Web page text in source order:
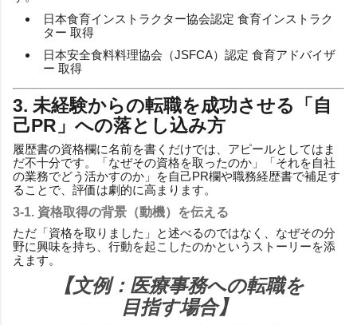
日本食育インストラクター協会認定 食育インストラク
ター 取得
日本安全食料料理協会（JSFCA）認定 食育アドバイザ
ー 取得
3. 未経験からの転職を成功させる「自
己PR」への落とし込み方
履歴書の資格欄に名前を書くだけでは、アピールとしてはま
だ不十分です。「なぜその資格を取ったのか」「それを自社
の業務でどう活かすのか」を自己PR欄や職務経歴書で補足す
ることで、評価は劇的に高まります。
3-1. 資格取得の背景（動機）を伝える
ただ「資格を取りました」と述べるのではなく、なぜその分
野に興味を持ち、行動を起こしたのかというストーリーを添
えます。
【文例：医療事務への転職を
目指す場合】